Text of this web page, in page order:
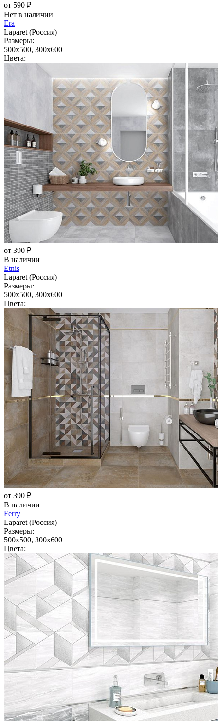
от 590 ₽
Нет в наличии
Era
Laparet (Россия)
Размеры:
500x500, 300x600
Цвета:
от 390 ₽
В наличии
Etnis
Laparet (Россия)
Размеры:
500x500, 300x600
Цвета:
от 390 ₽
В наличии
Ferry
Laparet (Россия)
Размеры:
500x500, 300x600
Цвета: